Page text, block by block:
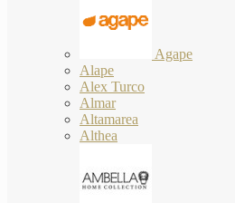
Agape
Alape
Alex Turco
Almar
Altamarea
Althea